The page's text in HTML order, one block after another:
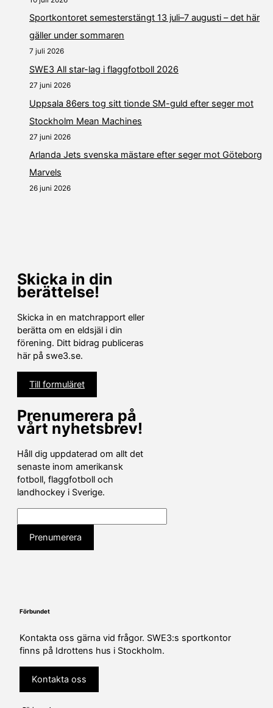
Sportkontoret semesterstängt 13 juli–7 augusti – det här
gäller under sommaren
7 juli 2026
SWE3 All star-lag i flaggfotboll 2026
27 juni 2026
Uppsala 86ers tog sitt tionde SM-guld efter seger mot
Stockholm Mean Machines
27 juni 2026
Arlanda Jets svenska mästare efter seger mot Göteborg
Marvels
26 juni 2026
Skicka in din
berättelse!
Skicka in en matchrapport eller
berätta om en eldsjäl i din
förening. Ditt bidrag publiceras
här på swe3.se.
Till formuläret
Prenumerera på
vårt nyhetsbrev!
Håll dig uppdaterad om allt det
senaste inom amerikansk
fotboll, flaggfotboll och
landhockey i Sverige.
Förbundet
Kontakta oss gärna vid frågor. SWE3:s sportkontor
finns på Idrottens hus i Stockholm.
Kontakta oss